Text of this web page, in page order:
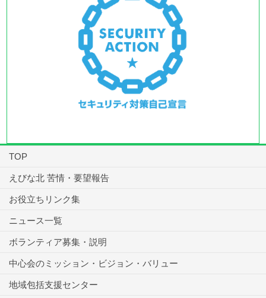
TOP
えびな北 苦情・要望報告
お役立ちリンク集
ニュース一覧
ボランティア募集・説明
中心会のミッション・ビジョン・バリュー
地域包括支援センター